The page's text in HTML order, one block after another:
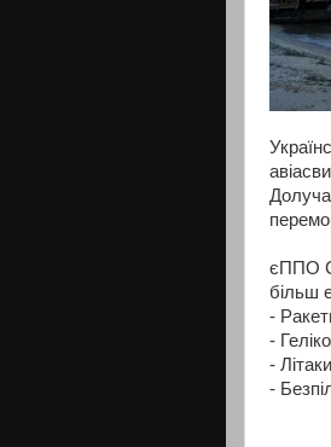
єППО
більш
-
-
- Літаки
-